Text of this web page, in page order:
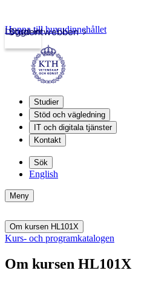
Studentwebben
Logga in
Hoppa till huvudinnehållet
Studier
Stöd och vägledning
IT och digitala tjänster
Kontakt
Sök
English
Meny
Om kursen HL101X
Kurs- och programkatalogen
Om kursen HL101X